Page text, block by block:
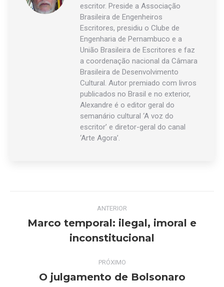
escritor. Preside a Associação
Brasileira de Engenheiros
Escritores, presidiu o Clube de
Engenharia de Pernambuco e a
União Brasileira de Escritores e faz
a coordenação nacional da Câmara
Brasileira de Desenvolvimento
Cultural. Autor premiado com livros
publicados no Brasil e no exterior,
Alexandre é o editor geral do
semanário cultural ‘A voz do
escritor’ e diretor-geral do canal
‘Arte Agora’.
Navegação
de
ANTERIOR
anterior:
Marco temporal: ilegal, imoral e
inconstitucional
PRÓXIMO
Próximo
O julgamento de Bolsonaro